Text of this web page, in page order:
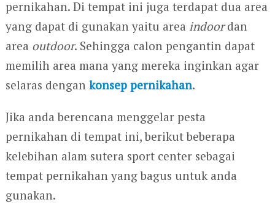
pernikahan. Di tempat ini juga terdapat dua area
yang dapat di gunakan yaitu area indoordan
area outdoor. Sehingga calon pengantin dapat
memilih area mana yang mereka inginkan agar
selaras dengan konsep pernikahan.
Jika anda berencana menggelar pesta
pernikahan di tempat ini, berikut beberapa
kelebihan alam sutera sport center sebagai
tempat pernikahan yang bagus untuk anda
gunakan.